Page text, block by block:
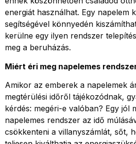
energiát használhat. Egy napelem
segítségével könnyedén
kerülne egy ilyen rendszer
meg a beruházás.
Miért éri meg napelemes
Amikor az emberek a napelemek
megtérülési időről tájékozódnak,
kérdés: megéri-e valóban? Egy jól
napelemes rendszer az idő
csökkenteni a villanyszámlát, sőt,